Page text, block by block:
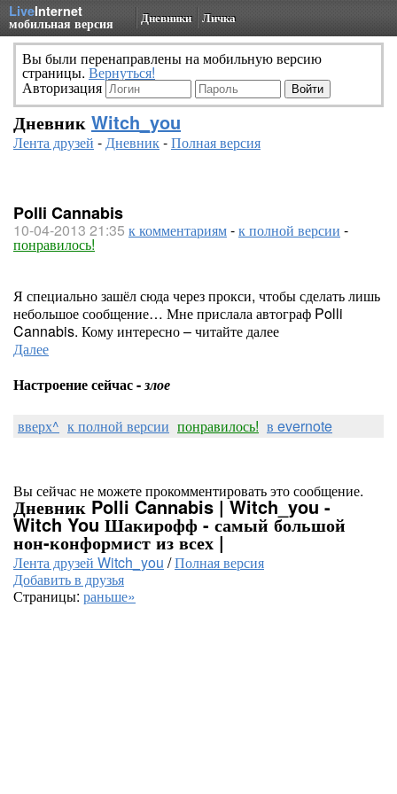
LiveInternet
мобильная версия Дневники Личка
Вы были перенаправлены на мобильную версию
страницы. Вернуться!
Авторизация
Дневник Witch_you
Лента друзей -Дневник-Полная версия
Polli Cannabis
10-04-2013 21:35 к комментариям-к полной версии -
понравилось!
Я специально зашёл сюда через прокси, чтобы сделать лишь
небольшое сообщение… Мне прислала автограф Polli
Cannabis. Кому интересно – читайте далее
Далее
Настроение сейчас -злое
вверх^ к полной версии понравилось! в evernote
Вы сейчас не можете прокомментировать это сообщение.
Дневник Polli Cannabis | Witch_you -
Witch You Шакирофф - самый большой
нон-конформист из всех |
Лента друзей Witch_you /Полная версия
Добавить в друзья
Страницы: раньше»